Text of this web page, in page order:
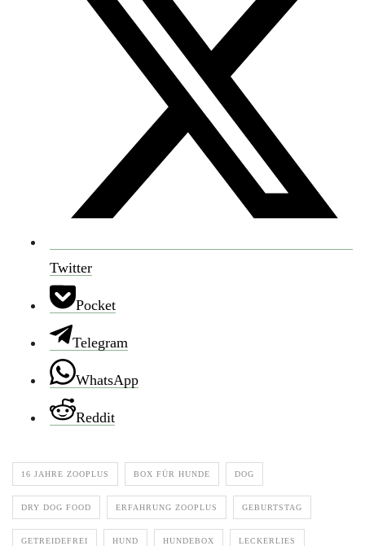
Twitter
Pocket
Telegram
WhatsApp
Reddit
16 JAHRE ZOOPLUS BOX FÜR HUNDE DOG
DRY DOG FOOD ERFAHRUNG ZOOPLUS GEBURTSTAG
GETREIDEFREI HUND HUNDEBOX LECKERLIES